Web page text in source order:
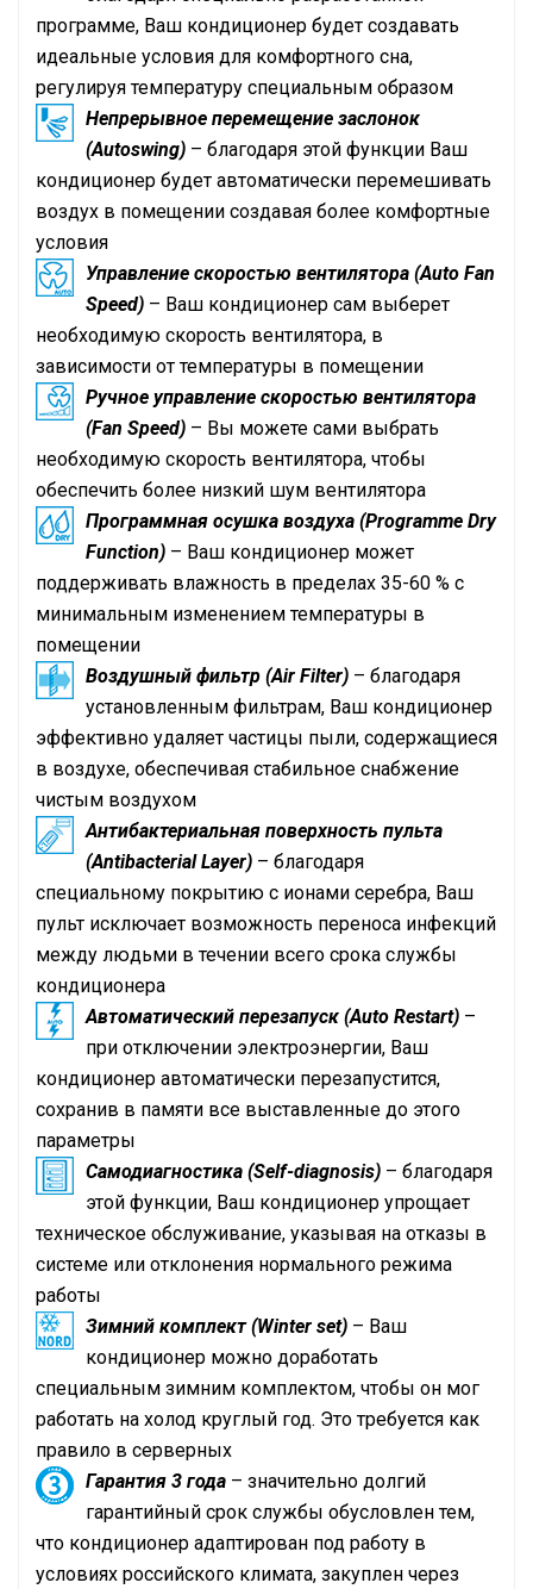
программе, Ваш кондиционер будет создавать
идеальные условия для комфортного сна,
регулируя температуру специальным образом
Непрерывное перемещение заслонок
(Autoswing) – благодаря этой функции Ваш
кондиционер будет автоматически перемешивать
воздух в помещении создавая более комфортные
условия
Управление скоростью вентилятора (Auto Fan
Speed) – Ваш кондиционер сам выберет
необходимую скорость вентилятора, в
зависимости от температуры в помещении
Ручное управление скоростью вентилятора
(Fan Speed) – Вы можете сами выбрать
необходимую скорость вентилятора, чтобы
обеспечить более низкий шум вентилятора
Программная осушка воздуха (Programme Dry
Function) – Ваш кондиционер может
поддерживать влажность в пределах 35-60 % с
минимальным изменением температуры в
помещении
Воздушный фильтр (Air Filter) – благодаря
установленным фильтрам, Ваш кондиционер
эффективно удаляет частицы пыли, содержащиеся
в воздухе, обеспечивая стабильное снабжение
чистым воздухом
Антибактериальная поверхность пульта
(Antibacterial Layer) – благодаря
специальному покрытию с ионами серебра, Ваш
пульт исключает возможность переноса инфекций
между людьми в течении всего срока службы
кондиционера
Автоматический перезапуск (Auto Restart) –
при отключении электроэнергии, Ваш
кондиционер автоматически перезапустится,
сохранив в памяти все выставленные до этого
параметры
Самодиагностика (Self-diagnosis) – благодаря
этой функции, Ваш кондиционер упрощает
техническое обслуживание, указывая на отказы в
системе или отклонения нормального режима
работы
Зимний комплект (Winter set) – Ваш
кондиционер можно доработать
специальным зимним комплектом, чтобы он мог
работать на холод круглый год. Это требуется как
правило в серверных
Гарантия 3 года – значительно долгий
гарантийный срок службы обусловлен тем,
что кондиционер адаптирован под работу в
условиях российского климата, закуплен через